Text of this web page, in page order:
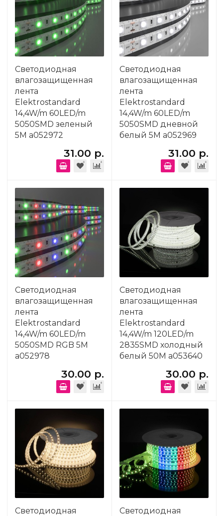
Светодиодная
влагозащищенная
лента
Elektrostandard
14,4W/m 60LED/m
5050SMD зеленый
5M a052972
31.00 р.
Светодиодная
влагозащищенная
лента
Elektrostandard
14,4W/m 60LED/m
5050SMD дневной
белый 5M a052969
31.00 р.
Светодиодная
влагозащищенная
лента
Elektrostandard
14,4W/m 60LED/m
5050SMD RGB 5M
a052978
30.00 р.
Светодиодная
влагозащищенная
лента
Elektrostandard
14,4W/m 120LED/m
2835SMD холодный
белый 50M a053640
30.00 р.
Светодиодная
Светодиодная